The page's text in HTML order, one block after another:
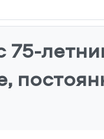
75-